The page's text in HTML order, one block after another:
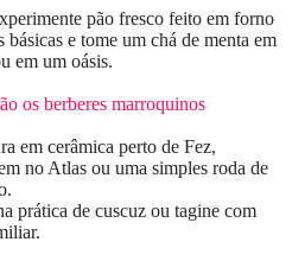
pão fresco feito em forno
básicas e tome um chá de menta em
em um oásis.
os berberes marroquinos
em cerâmica perto de Fez,
no Atlas ou uma simples roda de
prática de cuscuz ou tagine com